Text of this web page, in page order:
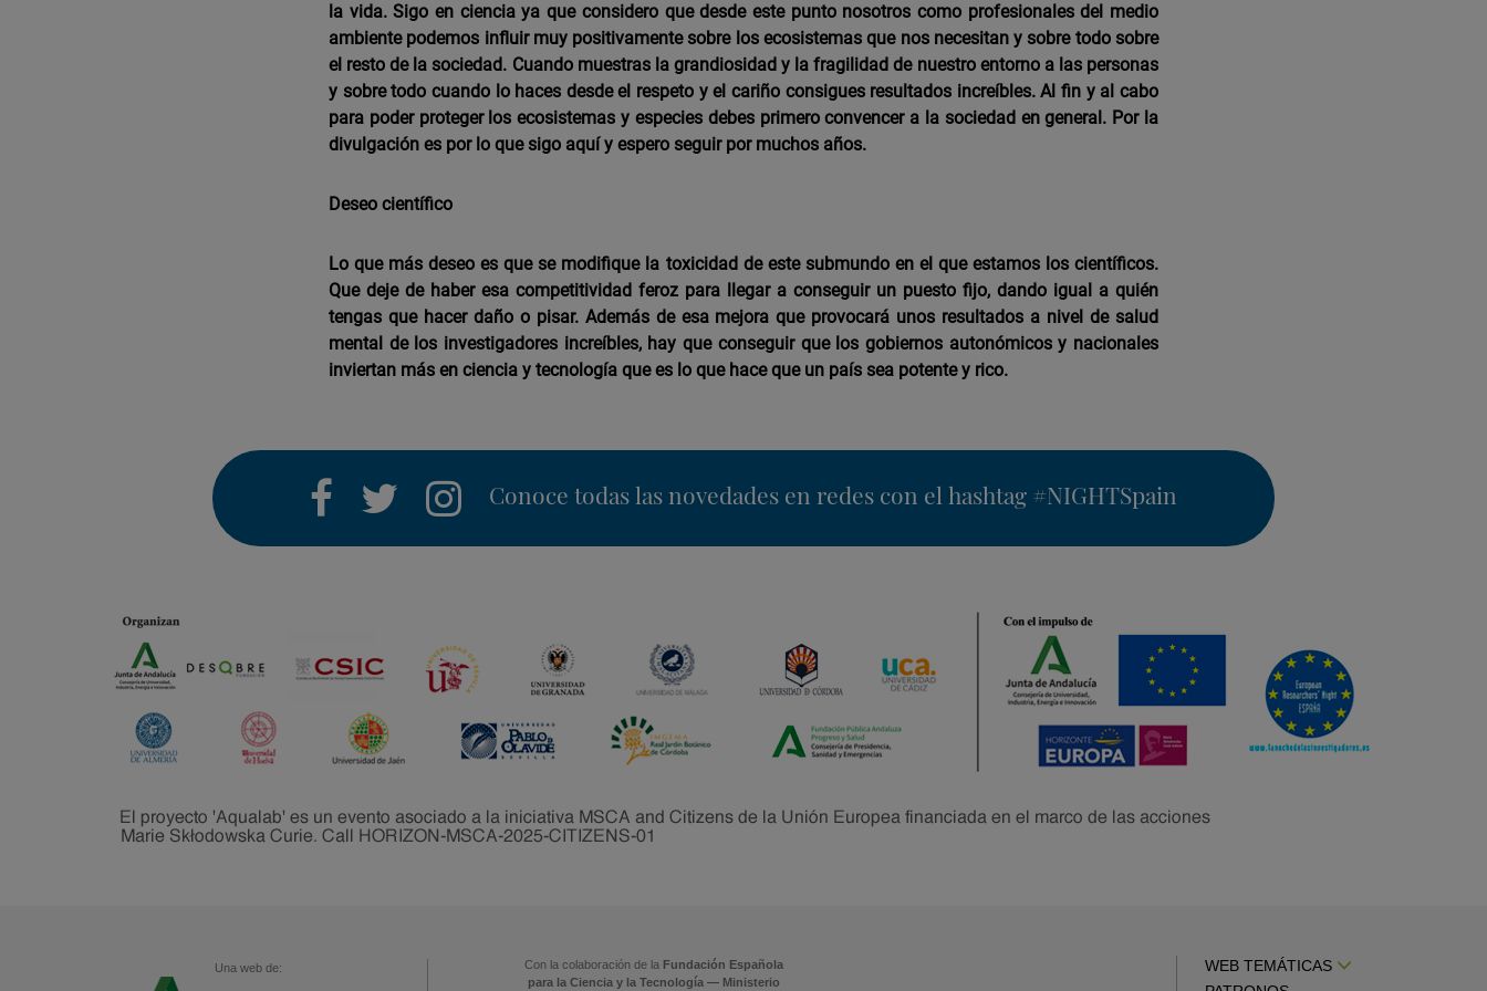
la vida. Sigo en ciencia ya que considero que desde este punto nosotros como profesionales del medio
ambiente podemos influir muy positivamente sobre los ecosistemas que nos necesitan y sobre todo sobre
el resto de la sociedad. Cuando muestras la grandiosidad y la fragilidad de nuestro entorno a las personas
y sobre todo cuando lo haces desde el respeto y el cariño consigues resultados increíbles. Al fin y al cabo
para poder proteger los ecosistemas y especies debes primero convencer a la sociedad en general. Por la
divulgación es por lo que sigo aquí y espero seguir por muchos años.
Deseo científico
Lo que más deseo es que se modifique la toxicidad de este submundo en el que estamos los científicos.
Que deje de haber esa competitividad feroz para llegar a conseguir un puesto fijo, dando igual a quién
tengas que hacer daño o pisar. Además de esa mejora que provocará unos resultados a nivel de salud
mental de los investigadores increíbles, hay que conseguir que los gobiernos autonómicos y nacionales
inviertan más en ciencia y tecnología que es lo que hace que un país sea potente y rico.
facebooktwitter instagram
Conoce todas las novedades en redes con el hashtag #NIGHTSpain
Una web de: Con la colaboración de la Fundación Española
para la Ciencia y la Tecnología — Ministerio
WEB TEMÁTICAS